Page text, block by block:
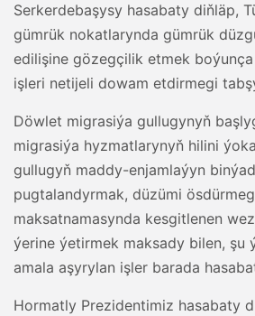
Serkerdebaşysy hasabaty diňläp,
gümrük nokatlarynda gümrük
edilişine gözegçilik etmek
işleri netijeli dowam etdirmegi
Döwlet migrasiýa gullugynyň
migrasiýa hyzmatlarynyň hilini
gullugyň maddy-enjamlaýyn
pugtalandyrmak, düzümi
maksatnamasynda kesgitlenen
ýerine ýetirmek maksady bilen, şu
amala aşyrylan işler barada
Hormatly Prezidentimiz hasabaty